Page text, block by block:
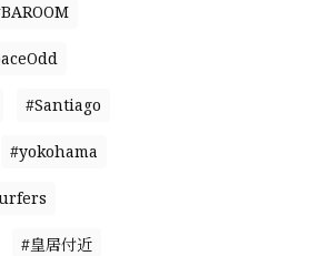
#Santiago
#yokohama
#皇居付近